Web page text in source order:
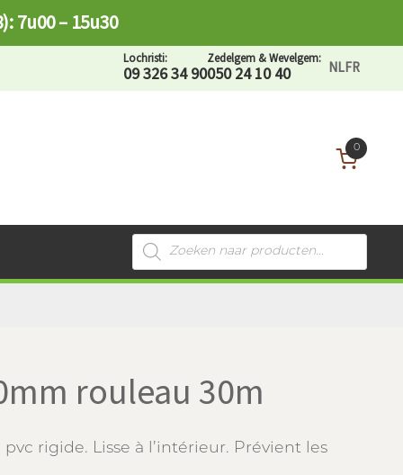
7u00 – 15u30
Lochristi:
09 326 34 90
Zedelgem & Wevelgem:
050 24 10 40 NLFR
0
Recherche
de
produits
rouleau 30m
rigide. Lisse à l’intérieur. Prévient les